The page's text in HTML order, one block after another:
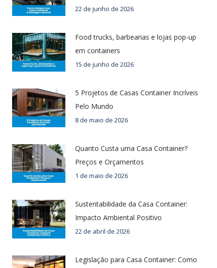
22 de junho de 2026
Food trucks, barbearias e lojas pop-up
em containers
15 de junho de 2026
5 Projetos de Casas Container Incríveis
Pelo Mundo
8 de maio de 2026
Quanto Custa uma Casa Container?
Preços e Orçamentos
1 de maio de 2026
Sustentabilidade da Casa Container:
Impacto Ambiental Positivo
22 de abril de 2026
Legislação para Casa Container: Como